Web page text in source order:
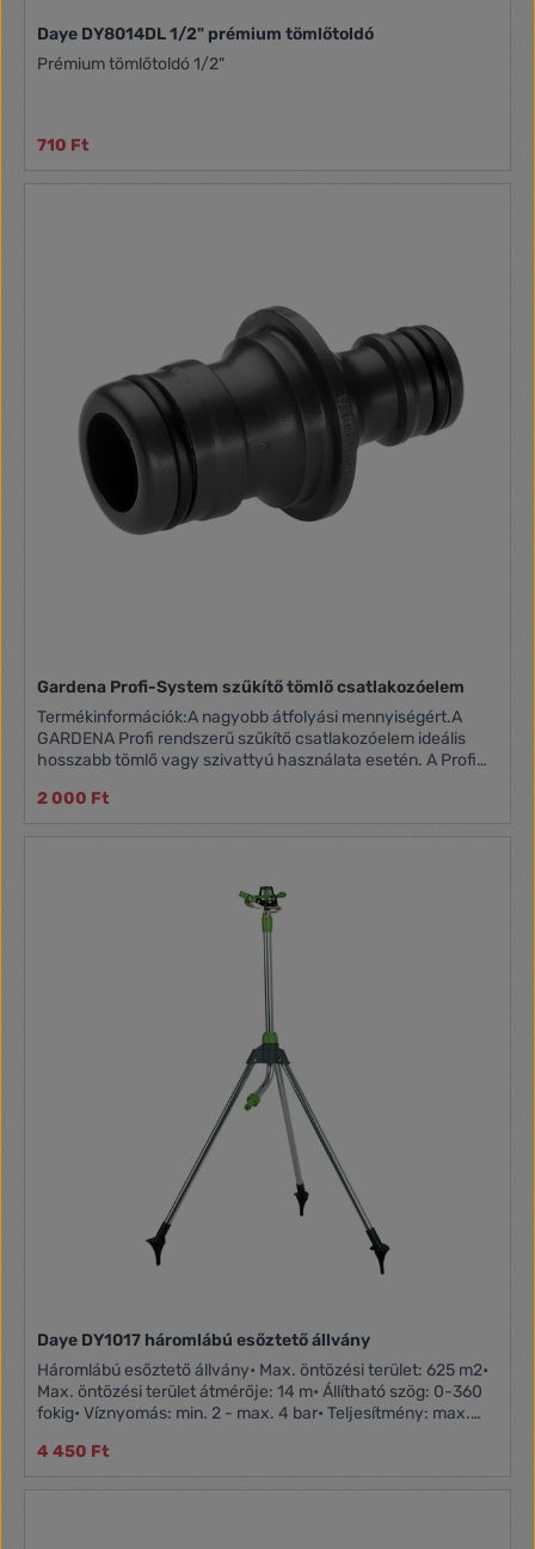
Daye DY8014DL 1/2" prémium tömlőtoldó
Prémium tömlőtoldó 1/2"
710 Ft
Gardena Profi-System szűkítő tömlő csatlakozóelem
Termékinformációk:A nagyobb átfolyási mennyiségért.A
GARDENA Profi rendszerű szűkítő csatlakozóelem ideális
hosszabb tömlő vagy szivattyú használata esetén. A Profi
szolgál. Így mindkét GARDENA rendszert problémamentesen
használhatja, és összekapcsolhatja őket.Műszaki
GARDENA Systemre történő átmenethez
2 000 Ft
Daye DY1017 háromlábú esőztető állvány
Háromlábú esőztető állvány• Max. öntözési terület: 625 m2•
Max. öntözési terület átmérője: 14 m• Állítható szög: 0-360
fokig• Víznyomás: min. 2 - max. 4 bar• Teljesítmény: max.
4 450 Ft